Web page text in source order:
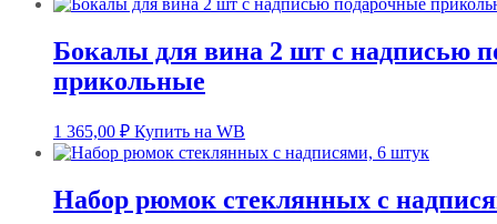
Бокалы для вина 2 шт с надписью
прикольные
1 365,00 ₽ Купить на WB
Набор рюмок стеклянных с